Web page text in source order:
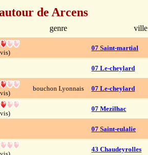
de Arcens
genre
ville
07 Saint-martial
07 Le-cheylard
bouchon Lyonnais 07 Le-cheylard
07 Mezilhac
07 Saint-eulalie
43 Chaudeyrolles